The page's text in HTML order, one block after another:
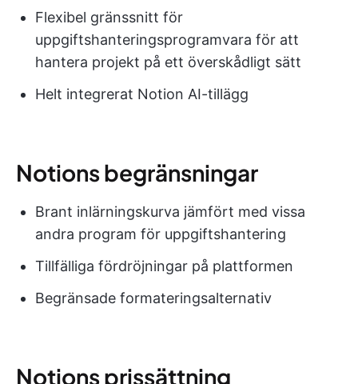
Flexibel gränssnitt för
uppgiftshanteringsprogramvara för att
hantera projekt på ett överskådligt sätt
Helt integrerat Notion AI-tillägg
Notions begränsningar
Brant inlärningskurva jämfört med vissa
andra program för uppgiftshantering
Tillfälliga fördröjningar på plattformen
Begränsade formateringsalternativ
Notions prissättning